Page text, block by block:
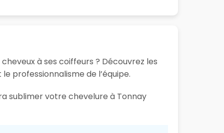
à ses coiffeurs ? Découvrez les
professionnalisme de l’équipe.
sublimer votre chevelure à Tonnay